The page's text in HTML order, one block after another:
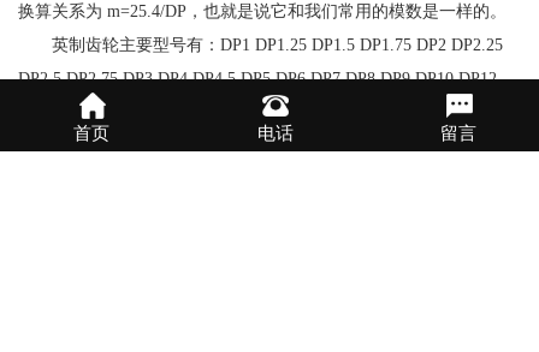
换算关系为 m=25.4/DP，也就是说它和我们常用的模数是一样的。
英制齿轮主要型号有：DP1 DP1.25 DP1.5 DP1.75 DP2 DP2.25
DP2.5 DP2.75 DP3 DP4 DP4.5 DP5 DP6 DP7 DP8 DP9 DP10 DP12
DP14 DP16
首页 电话 留言